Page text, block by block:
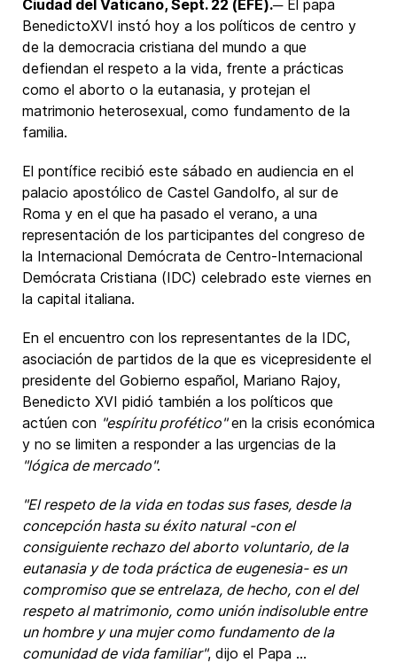
Ciudad del Vaticano, Sept. 22 (EFE).─ El papa
BenedictoXVI instó hoy a los políticos de centro y
de la democracia cristiana del mundo a que
defiendan el respeto a la vida, frente a prácticas
como el aborto o la eutanasia, y protejan el
matrimonio heterosexual, como fundamento de la
familia.
El pontífice recibió este sábado en audiencia en el
palacio apostólico de Castel Gandolfo, al sur de
Roma y en el que ha pasado el verano, a una
representación de los participantes del congreso de
la Internacional Demócrata de Centro-Internacional
Demócrata Cristiana (IDC) celebrado este viernes en
la capital italiana.
En el encuentro con los representantes de la IDC,
asociación de partidos de la que es vicepresidente el
presidente del Gobierno español, Mariano Rajoy,
Benedicto XVI pidió también a los políticos que
actúen con "espíritu profético"en la crisis económica
y no se limiten a responder a las urgencias de la
"lógica de mercado".
"El respeto de la vida en todas sus fases, desde la
concepción hasta su éxito natural -con el
consiguiente rechazo del aborto voluntario, de la
eutanasia y de toda práctica de eugenesia- es un
compromiso que se entrelaza, de hecho, con el del
respeto al matrimonio, como unión indisoluble entre
un hombre y una mujer como fundamento de la
comunidad de vida familiar", dijo el Papa ...